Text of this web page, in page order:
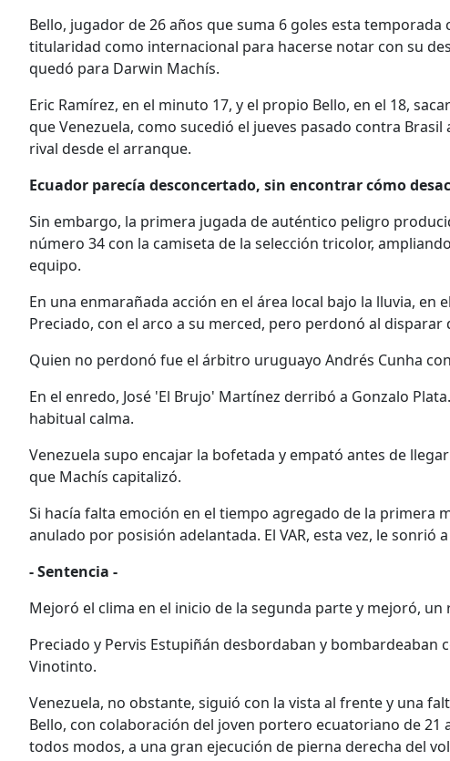
Bello, jugador de 26 años que suma 6 goles esta
titularidad como internacional para hacerse notar con su
quedó para Darwin Machís.
Eric Ramírez, en el minuto 17, y el propio Bello, en el 18,
que Venezuela, como sucedió el jueves pasado contra
rival desde el arranque.
Ecuador parecía desconcertado, sin encontrar cómo
Sin embargo, la primera jugada de auténtico peligro
número 34 con la camiseta de la selección tricolor,
equipo.
En una enmarañada acción en el área local bajo la lluvia, en
Preciado, con el arco a su merced, pero perdonó al disparar
Quien no perdonó fue el árbitro uruguayo Andrés Cunha
En el enredo, José 'El Brujo' Martínez derribó a Gonzalo
habitual calma.
Venezuela supo encajar la bofetada y empató antes de
que Machís capitalizó.
Si hacía falta emoción en el tiempo agregado de la primera
anulado por posisión adelantada. El VAR, esta vez, le sonrió
- Sentencia -
Mejoró el clima en el inicio de la segunda parte y mejoró, un
Preciado y Pervis Estupiñán desbordaban y bombardeaban
Vinotinto.
Venezuela, no obstante, siguió con la vista al frente y una
Bello, con colaboración del joven portero ecuatoriano de 21
todos modos, a una gran ejecución de pierna derecha del